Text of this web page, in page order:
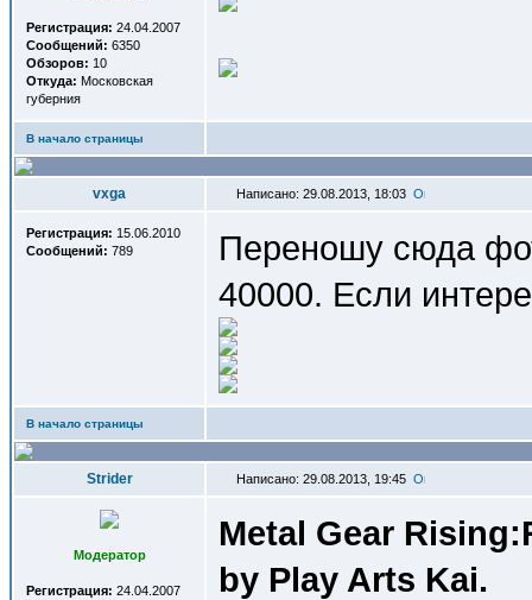
Регистрация: 24.04.2007
Сообщений: 6350
Обзоров: 10
Откуда: Московская
губерния
В начало страницы
vxga Написано: 29.08.2013, 18:03
Регистрация: 15.06.2010
Сообщений: 789
Переношу сюда
40000. Если
В начало страницы
Strider Написано: 29.08.2013, 19:45
Модератор
Регистрация: 24.04.2007
Metal Gear
by Play Arts Kai.